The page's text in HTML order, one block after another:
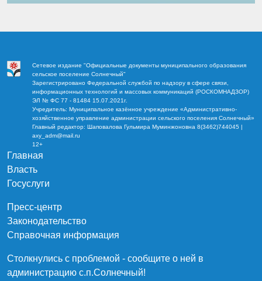
Сетевое издание "Официальные документы муниципального образования
сельское поселение Солнечный"
Зарегистрировано Федеральной службой по надзору в сфере связи,
информационных технологий и массовых коммуникаций (РОСКОМНАДЗОР)
ЭЛ № ФС 77 - 81484 15.07.2021г.
Учредитель: Муниципальное казённое учреждение «Административно-
хозяйственное управление администрации сельского поселения Солнечный»
Главный редактор: Шаповалова Гульмира Муминжоновна 8(3462)744045 |
axy_adm@mail.ru
12+
Главная
Власть
Госуслуги
Пресс-центр
Законодательство
Справочная информация
Столкнулись с проблемой - сообщите о ней в
администрацию c.п.Солнечный!